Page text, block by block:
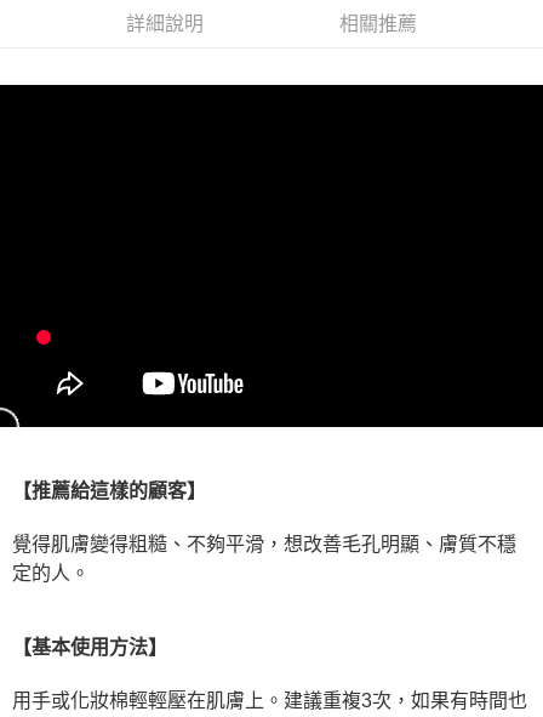
無印良品門市自取詳細說明 相關推薦
【推薦給這樣的顧客】
覺得肌膚變得粗糙、不夠平滑，想改善毛孔明顯、膚質不穩
定的人。
【基本使用方法】
用手或化妝棉輕輕壓在肌膚上。建議重複3次，如果有時間也